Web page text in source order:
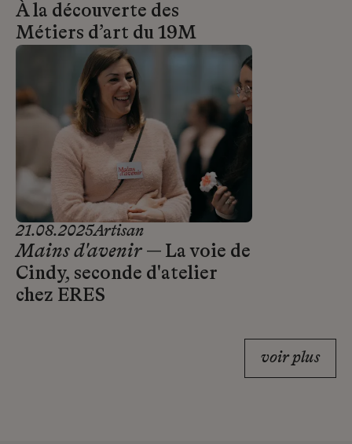
À la découverte des
Métiers d’art du 19M
21.08.2025Artisan
Mains d'avenir — La voie de
Cindy, seconde d'atelier
chez ERES
voir plus